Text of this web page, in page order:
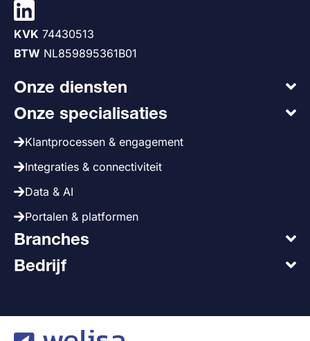
KVK 74430513
BTW NL859895361B01
Onze diensten
Onze specialisaties
Klantprocessen & engagement
Integraties & connectiviteit
Data & AI
Portalen & platformen
Branches
Bedrijf